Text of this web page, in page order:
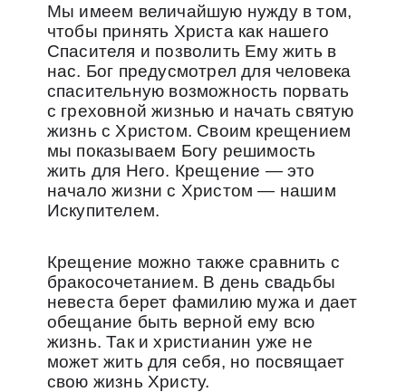
Мы имеем величайшую нужду в том,
чтобы принять Христа как нашего
Спасителя и позволить Ему жить в
нас. Бог предусмотрел для человека
спасительную возможность порвать
с греховной жизнью и начать святую
жизнь с Христом. Своим крещением
мы показываем Богу решимость
жить для Него. Крещение — это
начало жизни с Христом — нашим
Искупителем.
Крещение можно также сравнить с
бракосочетанием. В день свадьбы
невеста берет фамилию мужа и дает
обещание быть верной ему всю
жизнь. Так и христианин уже не
может жить для себя, но посвящает
свою жизнь Христу.